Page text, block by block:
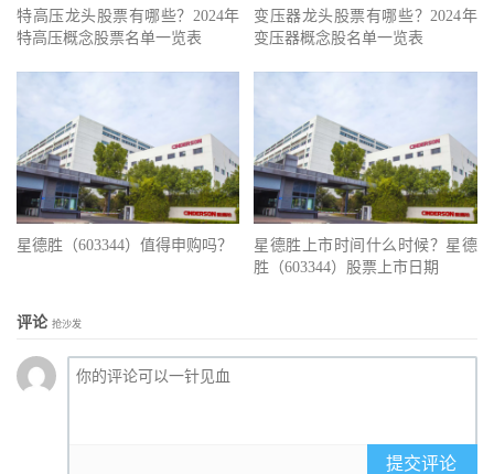
特高压龙头股票有哪些？2024年
特高压概念股票名单一览表
变压器龙头股票有哪些？2024年
变压器概念股名单一览表
星德胜（603344）值得申购吗？
星德胜上市时间什么时候？星德
胜（603344）股票上市日期
评论 抢沙发
提交评论